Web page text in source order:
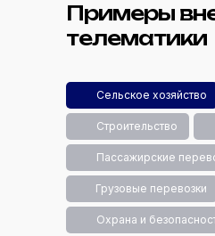
Примеры
телематики
Строительство
Пассажирские
Охрана и
Грузовые перевозки
Сельское хозяйство